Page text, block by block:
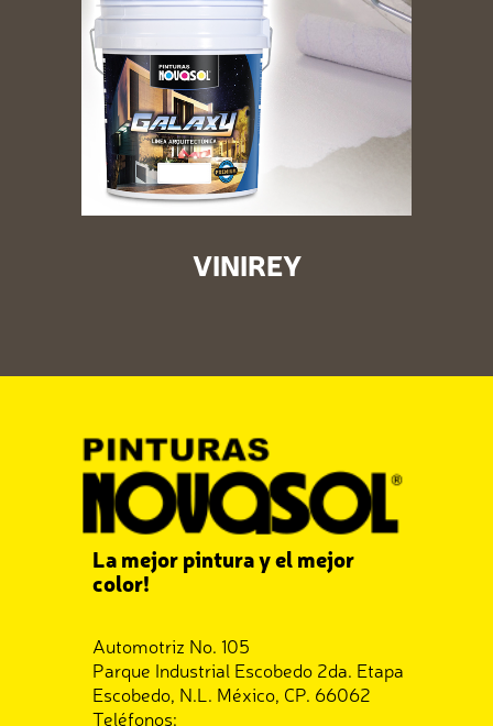
VINIREY
La mejor pintura y el mejor
color!
Automotriz No. 105
Parque Industrial Escobedo 2da. Etapa
Escobedo, N.L. México, CP. 66062
Teléfonos: